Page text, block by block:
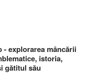
- explorarea mâncării
istoria,
gătitul său